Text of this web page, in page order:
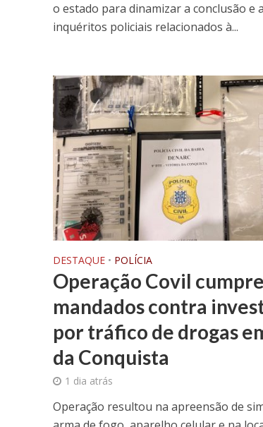
o estado para dinamizar a conclusão e
inquéritos policiais relacionados à...
DESTAQUE • POLÍCIA
Operação Covil cumpre
mandados contra
por tráfico de drogas
da Conquista
1 dia atrás
Operação resultou na apreensão de